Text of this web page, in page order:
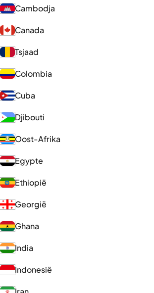
Cambodja
Canada
Tsjaad
Colombia
Cuba
Djibouti
Oost-Afrika
Egypte
Ethiopië
Georgië
Ghana
India
Indonesië